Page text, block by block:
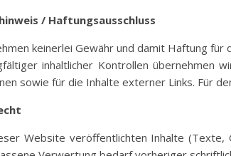
/ Haftungsausschluss
keinerlei Gewähr und damit Haftung
inhaltlicher Kontrollen übernehmen
sowie für die Inhalte externer Links. Für
Website veröffentlichten Inhalte